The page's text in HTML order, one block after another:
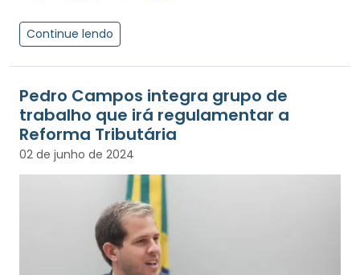
Continue lendo
Pedro Campos integra grupo de
trabalho que irá regulamentar a
Reforma Tributária
02 de junho de 2024